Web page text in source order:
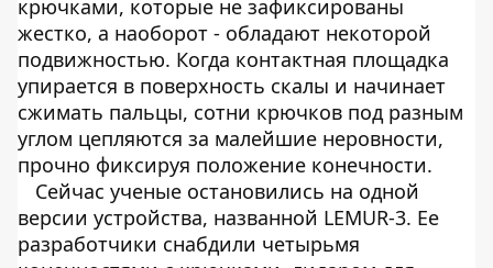
крючками, которые не зафиксированы
жестко, а наоборот - обладают некоторой
подвижностью. Когда контактная площадка
упирается в поверхность скалы и начинает
сжимать пальцы, сотни крючков под разным
углом цепляются за малейшие неровности,
прочно фиксируя положение конечности.
Сейчас ученые остановились на одной
версии устройства, названной LEMUR-3. Ее
разработчики снабдили четырьмя